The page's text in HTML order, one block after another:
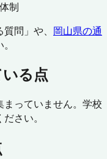
制
問」や、 岡山県の通
る点
っていません。学校
さい。